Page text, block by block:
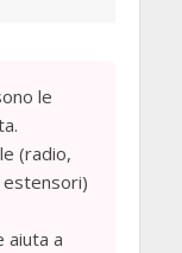
le
(radio,
estensori)
aiuta a